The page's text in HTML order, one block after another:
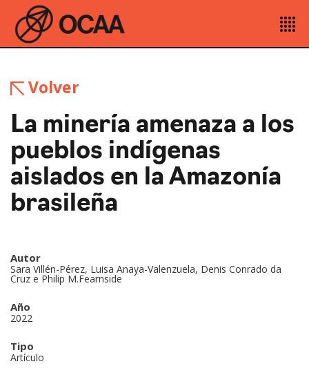
Volver
La minería amenaza a los
pueblos indígenas
aislados en la Amazonía
brasileña
Autor
Sara Villén-Pérez, Luisa Anaya-Valenzuela, Denis Conrado da
Cruz e Philip M.Fearnside
Año
2022
Tipo
Artículo